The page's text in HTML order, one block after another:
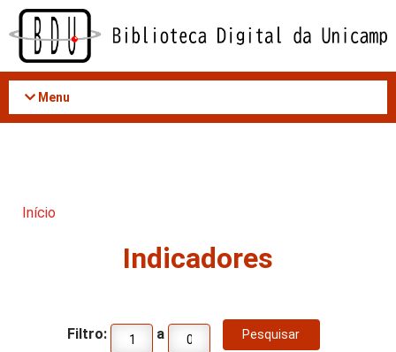
Acessar
conteúdo
Menu
Início
Indicadores
Filtro: a